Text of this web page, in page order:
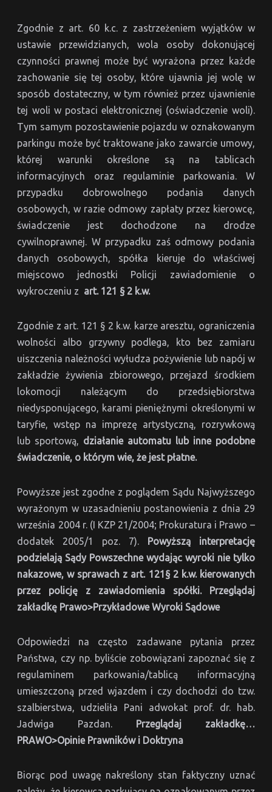
Zgodnie z art. 60 k.c. z zastrzeżeniem wyjątków w
ustawie przewidzianych, wola osoby dokonującej
czynności prawnej może być wyrażona przez każde
zachowanie się tej osoby, które ujawnia jej wolę w
sposób dostateczny, w tym również przez ujawnienie
tej woli w postaci elektronicznej (oświadczenie woli).
Tym samym pozostawienie pojazdu w oznakowanym
parkingu może być traktowane jako zawarcie umowy,
której warunki określone są na tablicach
informacyjnych oraz regulaminie parkowania. W
przypadku dobrowolnego podania danych
osobowych, w razie odmowy zapłaty przez kierowcę,
świadczenie jest dochodzone na drodze
cywilnoprawnej. W przypadku zaś odmowy podania
danych osobowych, spółka kieruje do właściwej
miejscowo jednostki Policji zawiadomienie o
wykroczeniu z art. 121 § 2 k.w.
Zgodnie z art. 121 § 2 k.w. karze aresztu, ograniczenia
wolności albo grzywny podlega, kto bez zamiaru
uiszczenia należności wyłudza pożywienie lub napój w
zakładzie żywienia zbiorowego, przejazd środkiem
lokomocji należącym do przedsiębiorstwa
niedysponującego, karami pieniężnymi określonymi w
taryfie, wstęp na imprezę artystyczną, rozrywkową
lub sportową, działanie automatu lub inne podobne
świadczenie, o którym wie, że jest płatne.
Powyższe jest zgodne z poglądem Sądu Najwyższego
wyrażonym w uzasadnieniu postanowienia z dnia 29
września 2004 r. (I KZP 21/2004; Prokuratura i Prawo –
dodatek 2005/1 poz. 7). Powyższą interpretację
podzielają Sądy Powszechne wydając wyroki nie tylko
nakazowe, w sprawach z art. 121§ 2 k.w. kierowanych
przez policję z zawiadomienia spółki. Przeglądaj
zakładkę Prawo>Przykładowe Wyroki Sądowe
Odpowiedzi na często zadawane pytania przez
Państwa, czy np. byliście zobowiązani zapoznać się z
regulaminem parkowania/tablicą informacyjną
umieszczoną przed wjazdem i czy dochodzi do tzw.
szalbierstwa, udzieliła Pani adwokat prof. dr. hab.
Jadwiga Pazdan. Przeglądaj zakładkę…
PRAWO>Opinie Prawników i Doktryna
Biorąc pod uwagę nakreślony stan faktyczny uznać